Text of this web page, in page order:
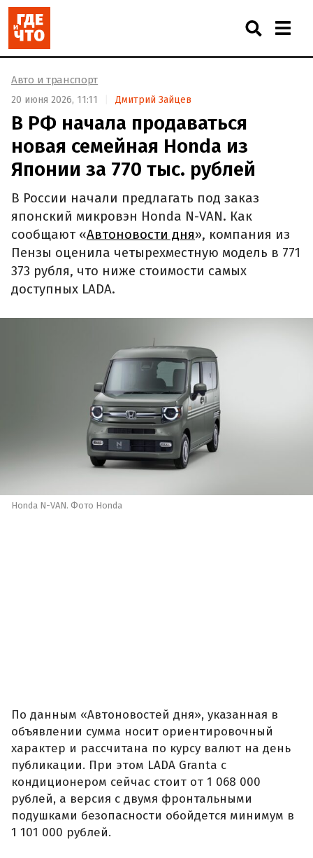
Авто и транспорт
20 июня 2026, 11:11 Дмитрий Зайцев
В РФ начала продаваться
новая семейная Honda из
Японии за 770 тыс. рублей
В России начали предлагать под заказ
японский микровэн Honda N-VAN. Как
сообщают «Автоновости дня», компания из
Пензы оценила четырехместную модель в 771
373 рубля, что ниже стоимости самых
доступных LADA.
Honda N-VAN. Фото Honda
По данным «Автоновостей дня», указанная в
объявлении сумма носит ориентировочный
характер и рассчитана по курсу валют на день
публикации. При этом LADA Granta с
кондиционером сейчас стоит от 1 068 000
рублей, а версия с двумя фронтальными
подушками безопасности обойдется минимум в
1 101 000 рублей.